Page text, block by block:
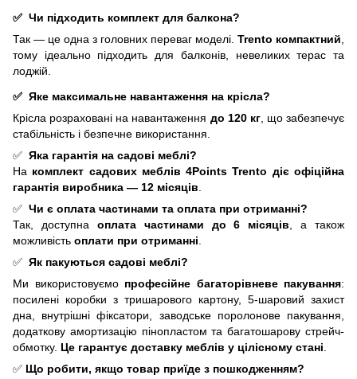
✅ Чи підходить комплект для балкона?
Так — це одна з головних переваг моделі. Trento компактний,
тому ідеально підходить для балконів, невеликих терас та
лоджій.
✅ Яке максимальне навантаження на крісла?
Крісла розраховані на навантаження до 120 кг, що забезпечує
стабільність і безпечне використання.
✅ Яка гарантія на садові меблі?
На комплект садових меблів 4Points Trento діє офіційна
гарантія виробника — 12 місяців
✅ Чи є оплата частинами та оплата при отриманні?
Так, доступна оплата частинами до 6 місяців , а також
можливість оплати при отриманні
✅ Як пакуються садові меблі?
Ми використовуємо професійне багаторівневе пакування:
посилені коробки з тришарового картону, 5-шаровий захист
дна, внутрішні фіксатори, заводське поролонове пакування,
додаткову амортизацію пінопластом та багатошарову стрейч-
обмотку. Це гарантує доставку меблів у цілісному стані
✅ Що робити, якщо товар приїде з пошкодженням?